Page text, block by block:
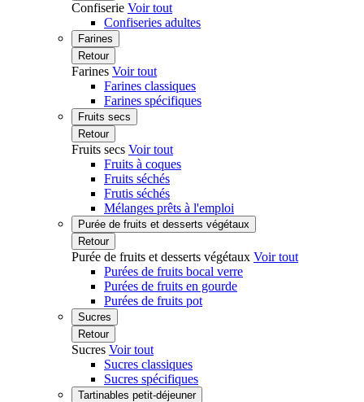
Confiserie Voir tout
Confiseries adultes
Farines
Retour
Farines Voir tout
Farines classiques
Farines spécifiques
Fruits secs
Retour
Fruits secs Voir tout
Fruits à coques
Fruits séchés
Frutis séchés
Mélanges prêts à l'emploi
Purée de fruits et desserts végétaux
Retour
Purée de fruits et desserts végétaux Voir tout
Purées de fruits bocal verre
Purées de fruits en gourde
Purées de fruits pot
Sucres
Retour
Sucres Voir tout
Sucres classiques
Sucres spécifiques
Tartinables petit-déjeuner